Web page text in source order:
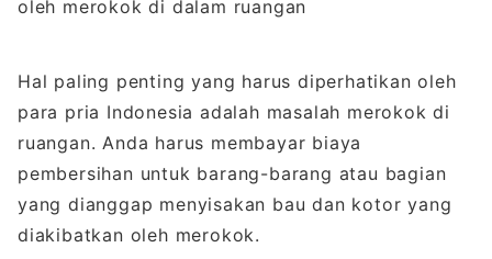
oleh merokok di dalam ruangan
Hal paling penting yang harus diperhatikan oleh
para pria Indonesia adalah masalah merokok di
ruangan. Anda harus membayar biaya
pembersihan untuk barang-barang atau bagian
yang dianggap menyisakan bau dan kotor yang
diakibatkan oleh merokok.